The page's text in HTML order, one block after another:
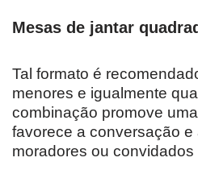
Mesas de jantar
Tal formato é
menores e igualmente
combinação promove
favorece a conversação e
moradores ou